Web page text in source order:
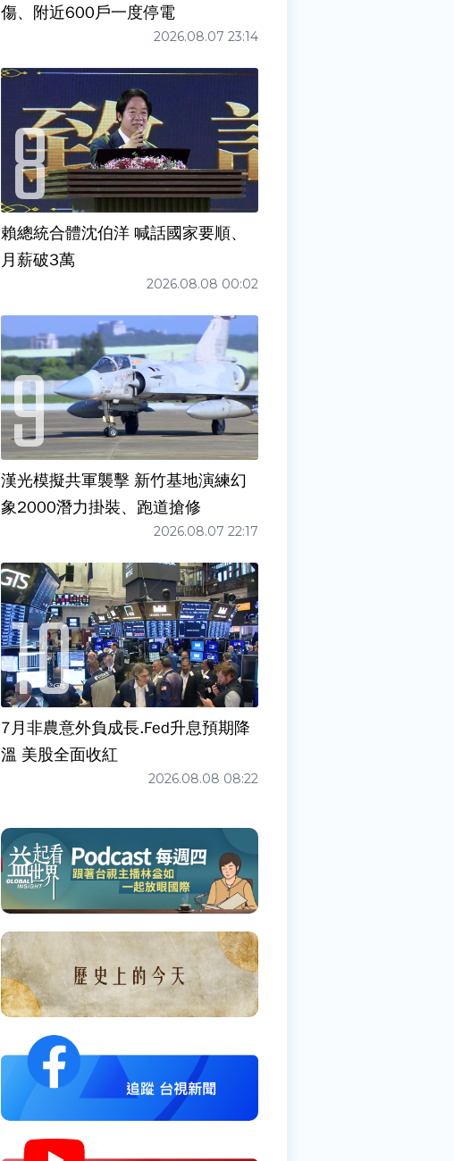
傷、附近600戶一度停電
2026.08.07 23:14
賴總統合體沈伯洋 喊話國家要順、
月薪破3萬
2026.08.08 00:02
漢光模擬共軍襲擊 新竹基地演練幻
象2000潛力掛裝、跑道搶修
2026.08.07 22:17
7月非農意外負成長.Fed升息預期降
溫 美股全面收紅
2026.08.08 08:22